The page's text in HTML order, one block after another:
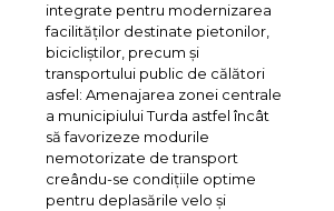
integrate pentru modernizarea
facilităților destinate pietonilor,
bicicliștilor, precum și
transportului public de călători
asfel: Amenajarea zonei centrale
a municipiului Turda astfel încât
să favorizeze modurile
nemotorizate de transport
creându-se condițiile optime
pentru deplasările velo și